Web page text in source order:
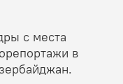
с места
в